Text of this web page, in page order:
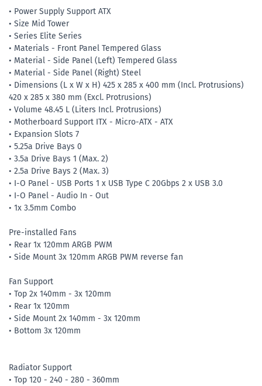
• Power Supply Support ATX
• Size Mid Tower
• Series Elite Series
• Materials - Front Panel Tempered Glass
• Material - Side Panel (Left) Tempered Glass
• Material - Side Panel (Right) Steel
• Dimensions (L x W x H) 425 x 285 x 400 mm (Incl. Protrusions)
420 x 285 x 380 mm (Excl. Protrusions)
• Volume 48.45 L (Liters Incl. Protrusions)
• Motherboard Support ITX - Micro-ATX - ATX
• Expansion Slots 7
• 5.25a Drive Bays 0
• 3.5a Drive Bays 1 (Max. 2)
• 2.5a Drive Bays 2 (Max. 3)
• I-O Panel - USB Ports 1 x USB Type C 20Gbps 2 x USB 3.0
• I-O Panel - Audio In - Out
• 1x 3.5mm Combo
Pre-installed Fans
• Rear 1x 120mm ARGB PWM
• Side Mount 3x 120mm ARGB PWM reverse fan
Fan Support
• Top 2x 140mm - 3x 120mm
• Rear 1x 120mm
• Side Mount 2x 140mm - 3x 120mm
• Bottom 3x 120mm
Radiator Support
• Top 120 - 240 - 280 - 360mm